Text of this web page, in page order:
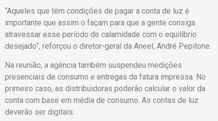
“Aqueles que têm condições de pagar a conta de luz é
importante que assim o façam para que a gente consiga
atravessar esse período de calamidade com o equilíbrio
desejado”, reforçou o diretor-geral da Aneel, André Pepitone.
Na reunião, a agência também suspendeu medições
presenciais de consumo e entregas da fatura impressa. No
primeiro caso, as distribuidoras poderão calcular o valor da
conta com base em média de consumo. As contas de luz
deverão ser digitais.